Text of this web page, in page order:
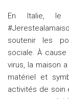
En Italie, le
soutenir les
sociale. À
virus, la maison
matériel et
activités de soin